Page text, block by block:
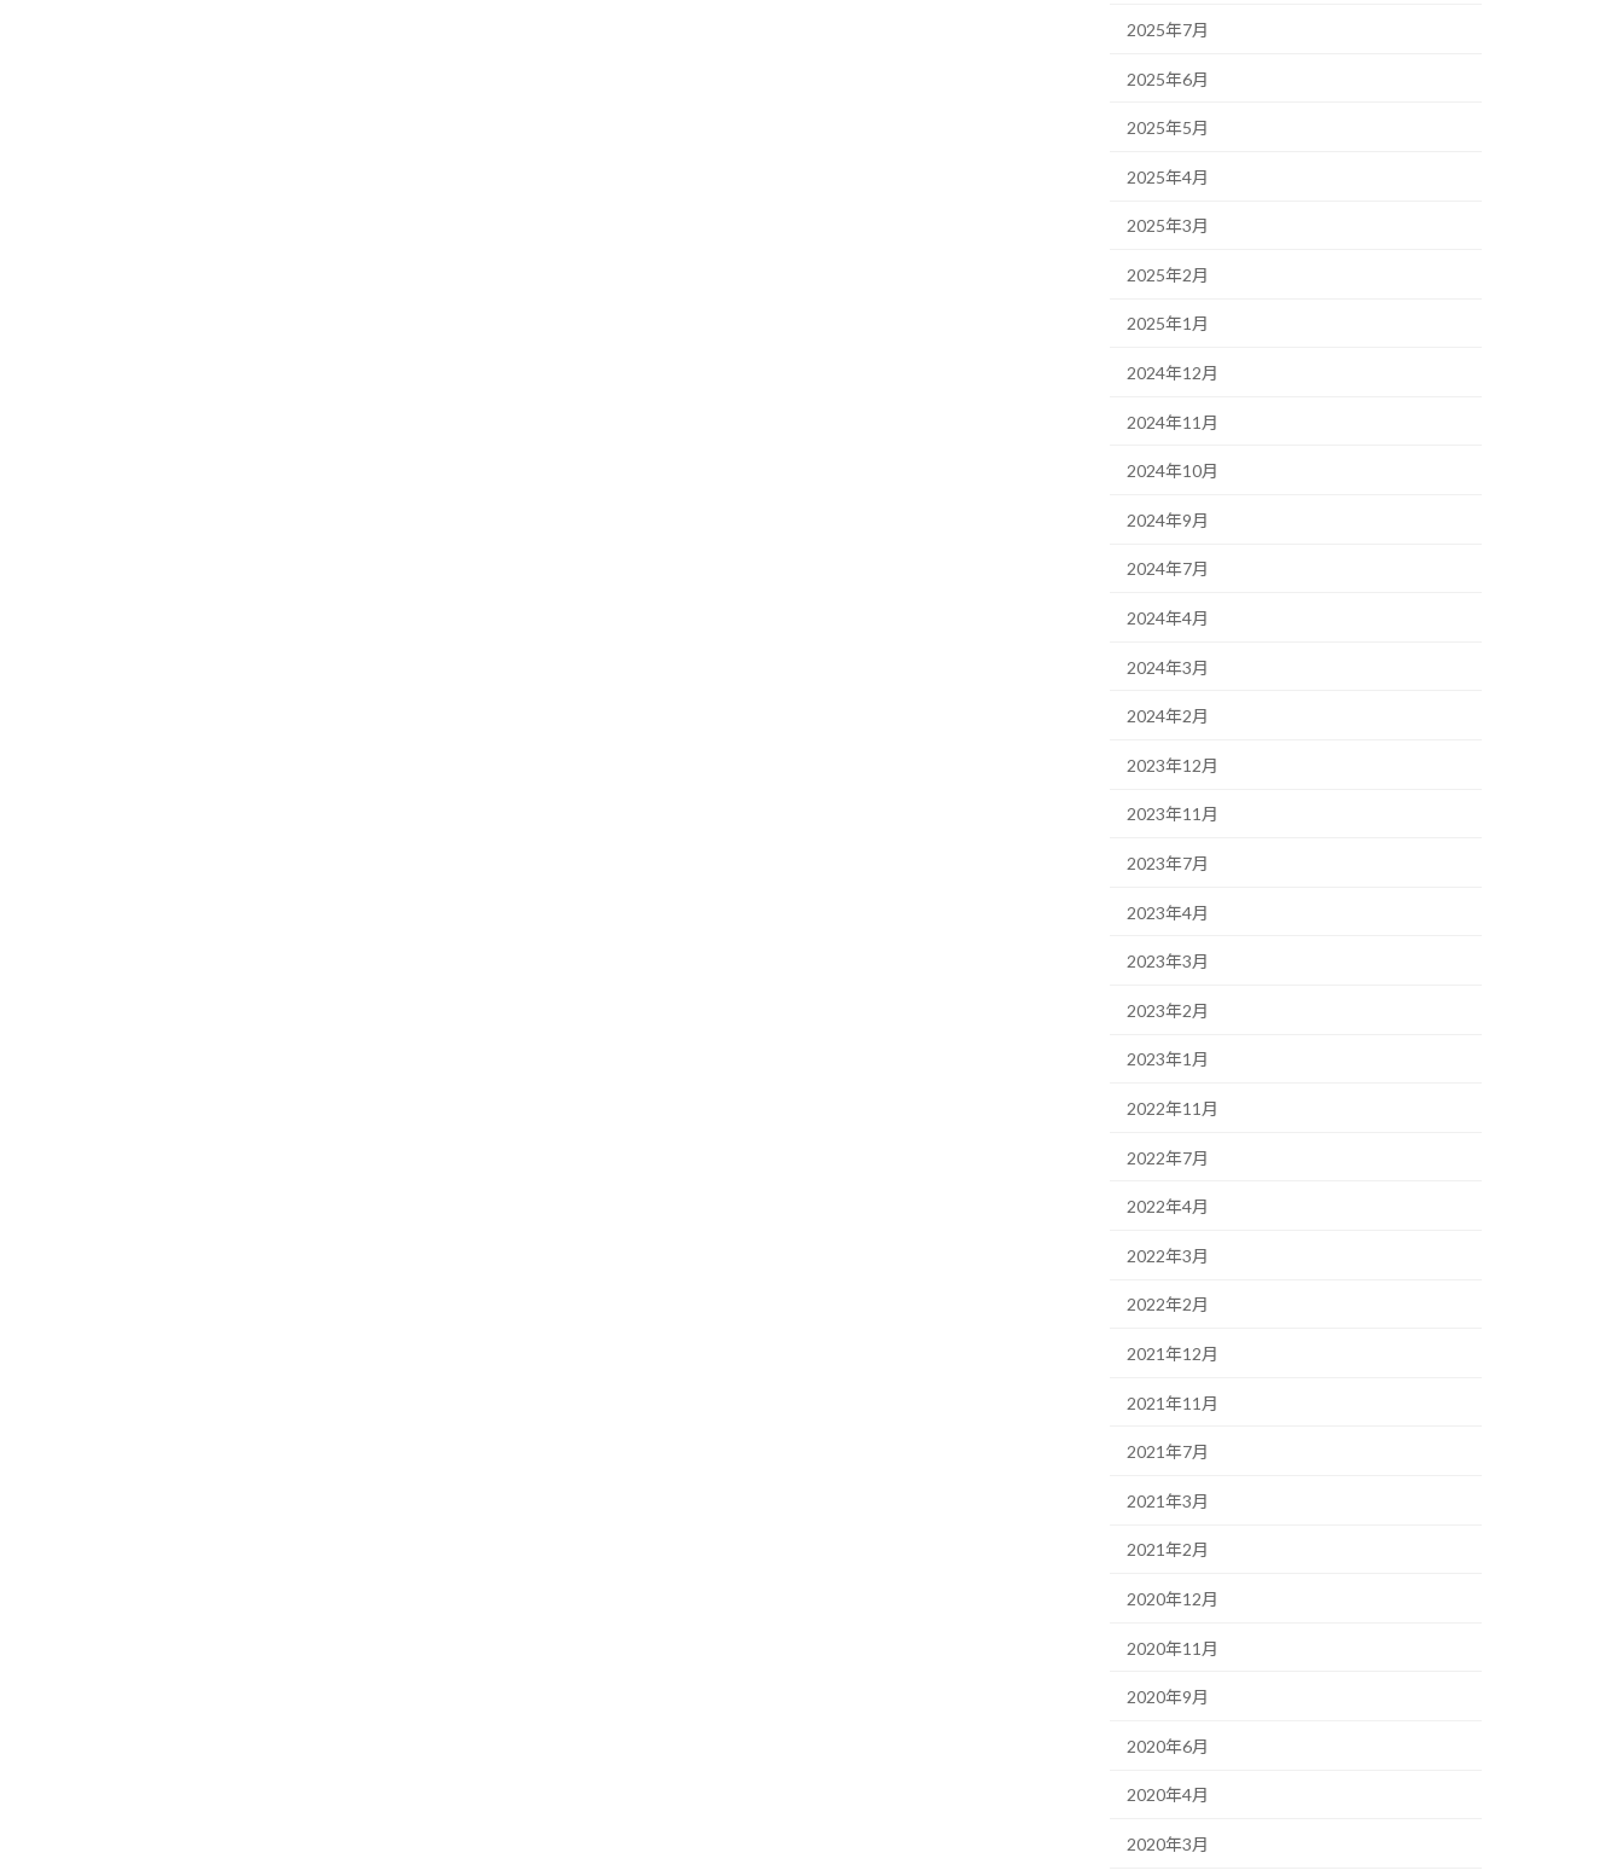
2025年7月
2025年6月
2025年5月
2025年4月
2025年3月
2025年2月
2025年1月
2024年12月
2024年11月
2024年10月
2024年9月
2024年7月
2024年4月
2024年3月
2024年2月
2023年12月
2023年11月
2023年7月
2023年4月
2023年3月
2023年2月
2023年1月
2022年11月
2022年7月
2022年4月
2022年3月
2022年2月
2021年12月
2021年11月
2021年7月
2021年3月
2021年2月
2020年12月
2020年11月
2020年9月
2020年6月
2020年4月
2020年3月